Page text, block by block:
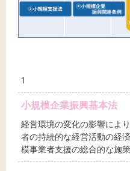
1
小規模企業振興基本法
経営環境の変化の影響によ
者の持続的な経営活動の経
模事業者支援の総合的な施